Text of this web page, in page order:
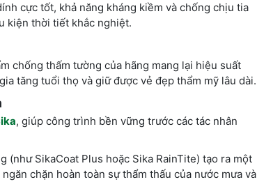
cực tốt, khả năng kháng kiềm và chống chịu tia
kiện thời tiết khắc nghiệt.
chống thấm tường của hãng mang lại hiệu suất
tăng tuổi thọ và giữ được vẻ đẹp thẩm mỹ lâu dài.
, giúp công trình bền vững trước các tác nhân
(như SikaCoat Plus hoặc Sika RainTite) tạo ra một
chặn hoàn toàn sự thẩm thấu của nước mưa và